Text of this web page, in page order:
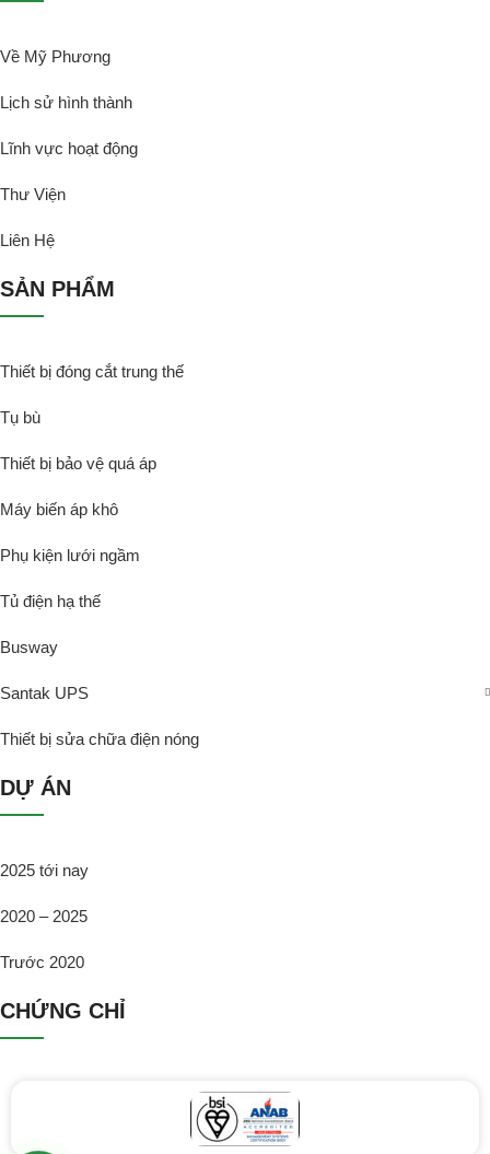
Về Mỹ Phương
Lịch sử hình thành
Lĩnh vực hoạt động
Thư Viện
Liên Hệ
SẢN PHẨM
Thiết bị đóng cắt trung thế
Tụ bù
Thiết bị bảo vệ quá áp
Máy biến áp khô
Phụ kiện lưới ngầm
Tủ điện hạ thế
Busway
Santak UPS
Thiết bị sửa chữa điện nóng
DỰ ÁN
2025 tới nay
2020 – 2025
Trước 2020
CHỨNG CHỈ